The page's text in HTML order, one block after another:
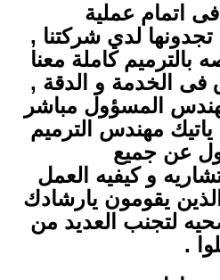
فى اتمام عملية
لدي شركتنا ,
بالترميم كاملة معنا
الخدمة و الدقة ,
المسؤول مباشر
ياتيك مهندس الترميم
عن جميع
و كيفيه العمل
يقومون يارشادك
لتجنب العديد من
.